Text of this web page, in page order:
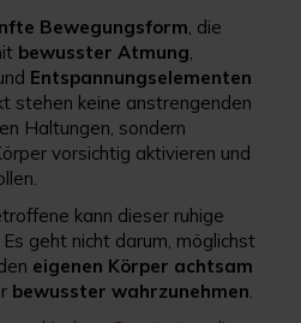
Bewegungsform, die
bewusster Atmung,
Entspannungselementen
stehen keine anstrengenden
Haltungen, sondern
vorsichtig aktivieren und
kann dieser ruhige
geht nicht darum, möglichst
eigenen Körper achtsam
bewusster wahrzunehmen.